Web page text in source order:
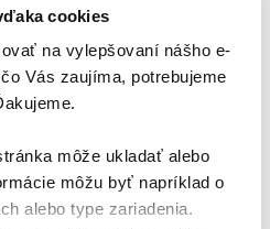
cookies
na vylepšovaní nášho e-
Vás zaujíma, potrebujeme
môže ukladať alebo
môžu byť napríklad o
alebo type zariadenia.